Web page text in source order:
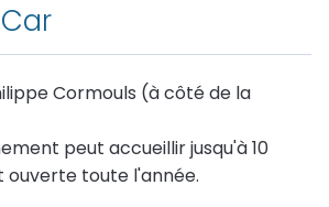
Cormouls (à côté de la
peut accueillir jusqu'à 10
ouverte toute l'année.